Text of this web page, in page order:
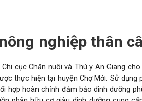
nghiệp thân
cục Chăn nuôi và Thú y An Giang
thực hiện tại huyện Chợ Mới. Sử dụng
hợp hoàn chỉnh đảm bảo dinh dưỡng